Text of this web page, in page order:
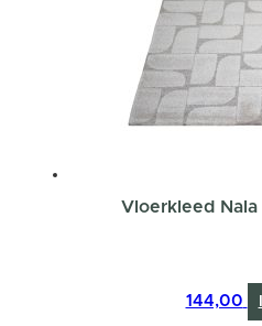
Vloerkleed
144,00